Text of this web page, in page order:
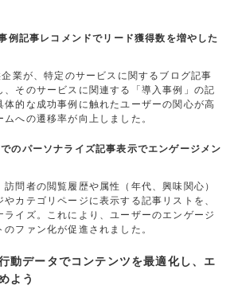
記事レコメンドでリード獲得数を増やした
業が、特定のサービスに関するブログ記事
、そのサービスに関連する「導入事例」の記
体的な成功事例に触れたユーザーの関心が高
への遷移率が向上しました。
のパーソナライズ記事表示でエンゲージメン
問者の閲覧履歴や属性（年代、興味関心）
カテゴリページに表示する記事リストを、
ライズ。これにより、ユーザーのエンゲージ
ファン化が促進されました。
動データでコンテンツを最適化し、エ
よう